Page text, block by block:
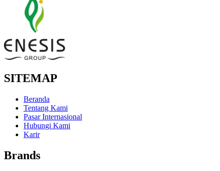
SITEMAP
Beranda
Tentang Kami
Pasar Internasional
Hubungi Kami
Karir
Brands